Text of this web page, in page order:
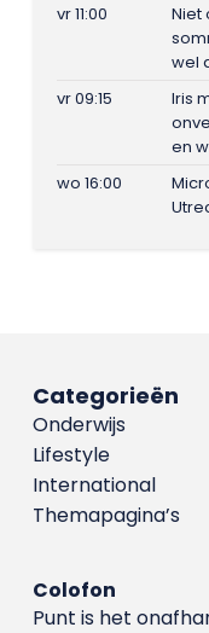
vr 11:00
Niet
wel
vr 09:15
Iris
en
wo 16:00
Categorieën
Onderwijs
Lifestyle
International
Themapagina’s
Colofon
Punt is het